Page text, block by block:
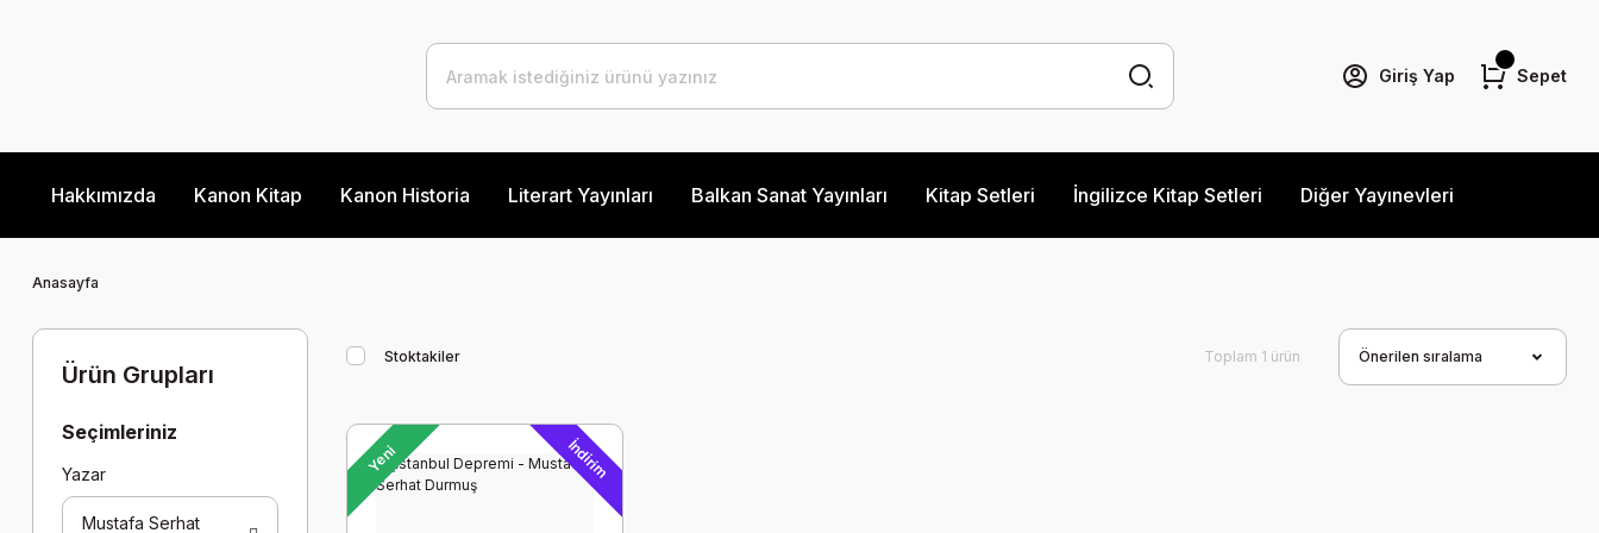
Giriş Yap Sepet
Hakkımızda Kanon Kitap Kanon Historia Literart Yayınları Balkan Sanat Yayınları Kitap Setleri İngilizce Kitap Setleri Diğer Yayınevleri
Anasayfa
Ürün Grupları
Seçimleriniz
Yazar
Mustafa Serhat
Stoktakiler Toplam 1 ürün
Yeni İndirim